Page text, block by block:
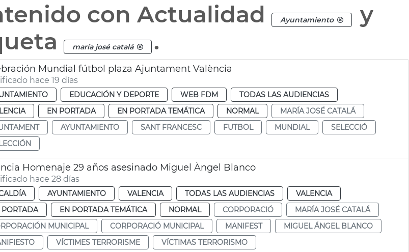
con Actualidad Ayuntamiento
y
maría josé catalá .
Mundial fútbol plaza Ajuntament València
hace 19 días
EDUCACIÓN Y DEPORTE WEB FDM
TODAS LAS AUDIENCIAS
EN PORTADA EN PORTADA TEMÁTICA NORMAL
MARÍA JOSÉ CATALÁ
AYUNTAMIENTO SANT FRANCESC FUTBOL MUNDIAL
SELECCIÓ
Homenaje 29 años asesinado Miguel Àngel Blanco
hace 28 días
AYUNTAMIENTO VALENCIA TODAS LAS AUDIENCIAS
VALENCIA
PORTADA
EN PORTADA TEMÁTICA NORMAL CORPORACIÓ
MARÍA JOSÉ CATALÁ
MUNICIPAL
CORPORACIÓ MUNICIPAL MANIFEST
MIGUEL ÁNGEL BLANCO
VÍCTIMES TERRORISME VÍCTIMAS TERRORISMO